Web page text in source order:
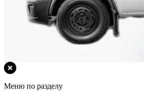
Меню по разделу